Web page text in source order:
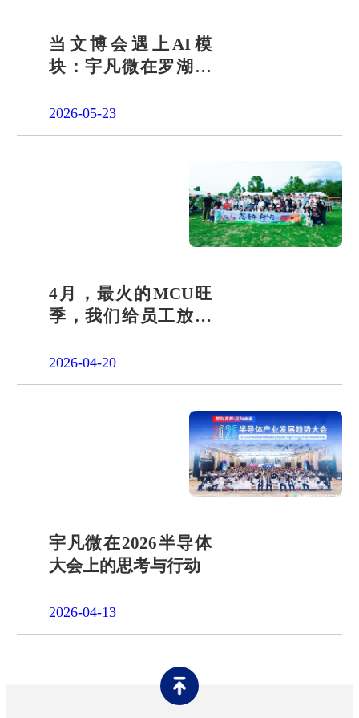
当文博会遇上AI模
块：宇凡微在罗湖展
答卷
2026-05-23
4月，最火的MCU旺
季，我们给员工放了
2026-04-20
宇凡微在2026半导体
大会上的思考与行动
2026-04-13